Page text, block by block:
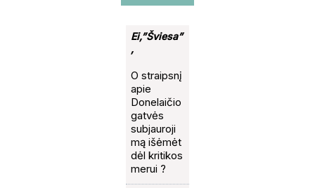
Ei,”Šviesa”
,
O straipsnį
apie
Donelaičio
gatvės
subjauroji
mą išėmėt
dėl kritikos
merui ?